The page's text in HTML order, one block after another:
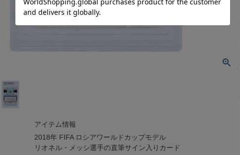
アイテム情報
2018年 FIFA ロシアワールドカップモデル
リオネル・メッシ選手の直筆サイン入りカード